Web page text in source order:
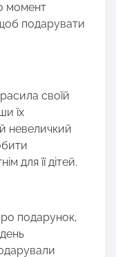
момент
подарувати
своїй
їх
невеличкий
для її дітей.
подарунок,